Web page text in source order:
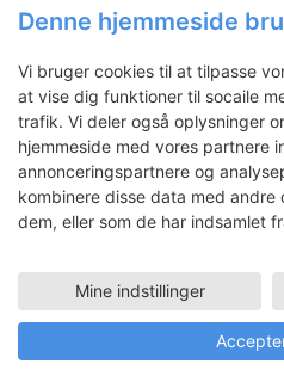
Stefan
Bybliomøbiske
Stefan Bakmand har
værksted på grafik til
med udgivelse ultimo
Demonte.
LÆS MERE
Denne hjemmeside
Vi bruger cookies til at tilpasse
at vise dig funktioner til socaile
trafik. Vi deler også oplysninger
hjemmeside med vores partnere
annonceringspartnere og
kombinere disse data med
dem, eller som de har indsamlet
Mine indstillinger